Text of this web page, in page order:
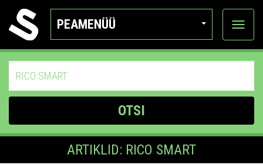
PEAMENÜÜ
Ava
OTSI
ARTIKLID: RICO SMART